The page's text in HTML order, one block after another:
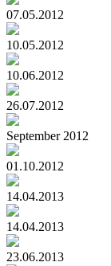
07.05.2012
10.05.2012
10.06.2012
26.07.2012
September 2012
01.10.2012
14.04.2013
14.04.2013
23.06.2013